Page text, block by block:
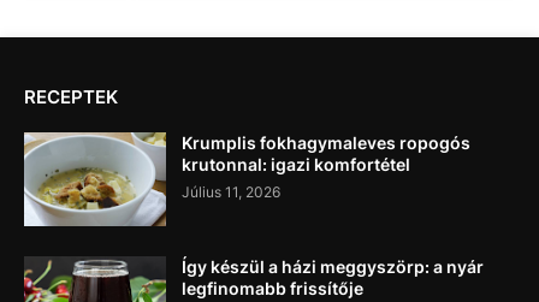
RECEPTEK
Krumplis fokhagymaleves ropogós
krutonnal: igazi komfortétel
Július 11, 2026
Így készül a házi meggyszörp: a nyár
legfinomabb frissítője